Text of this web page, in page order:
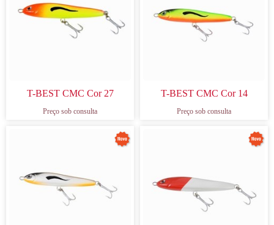
T-BEST CMC Cor 27
Preço sob consulta
T-BEST CMC Cor 14
Preço sob consulta